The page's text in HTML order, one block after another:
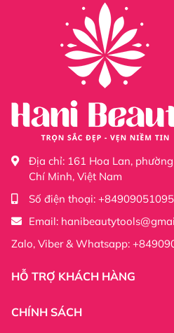
Địa chỉ: 161 Hoa Lan,
Chí Minh, Việt Nam
Số điện thoại: +84909051095
Email:
Zalo, Viber & Whatsapp:
HỖ TRỢ KHÁCH HÀNG
CHÍNH SÁCH